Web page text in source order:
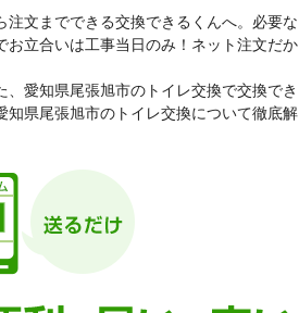
文までできる交換できるくんへ。必要な
立合いは工事当日のみ！ネット注文だか
愛知県尾張旭市のトイレ交換で交換でき
県尾張旭市のトイレ交換について徹底解